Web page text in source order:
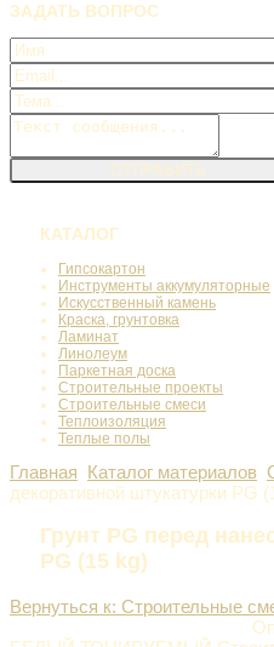
ЗАДАТЬ ВОПРОС
КАТАЛОГ
Гипсокартон
Инструменты аккумуляторные
Искусственный камень
Краска, грунтовка
Ламинат
Линолеум
Паркетная доска
Строительные проекты
Строительные смеси
Теплоизоляция
Теплые полы
Главная Каталог материалов
декоративной штукатурки PG
Грунт PG перед
PG (15 kg)
Вернуться к: Строительные